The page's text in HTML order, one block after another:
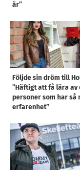
är”
Följde sin dröm till
”Häftigt att få lära av
personer som har så
erfarenhet”